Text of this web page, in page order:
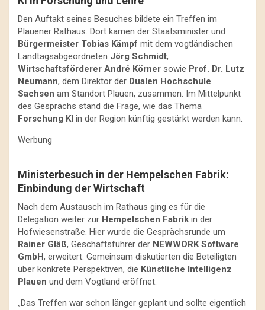
Den Auftakt seines Besuches bildete ein Treffen im
Plauener Rathaus. Dort kamen der Staatsminister und
Bürgermeister Tobias Kämpf mit dem vogtländischen
Landtagsabgeordneten Jörg Schmidt,
Wirtschaftsförderer André Körner sowie Prof. Dr. Lutz
Neumann, dem Direktor der Dualen Hochschule
Sachsen am Standort Plauen, zusammen. Im Mittelpunkt
des Gesprächs stand die Frage, wie das Thema
Forschung KI in der Region künftig gestärkt werden kann.
Werbung
Ministerbesuch in der Hempelschen Fabrik:
Einbindung der Wirtschaft
Nach dem Austausch im Rathaus ging es für die
Delegation weiter zur Hempelschen Fabrik in der
Hofwiesenstraße. Hier wurde die Gesprächsrunde um
Rainer Gläß, Geschäftsführer der NEWWORK Software
GmbH, erweitert. Gemeinsam diskutierten die Beteiligten
über konkrete Perspektiven, die Künstliche Intelligenz
Plauen und dem Vogtland eröffnet.
„Das Treffen war schon länger geplant und sollte eigentlich